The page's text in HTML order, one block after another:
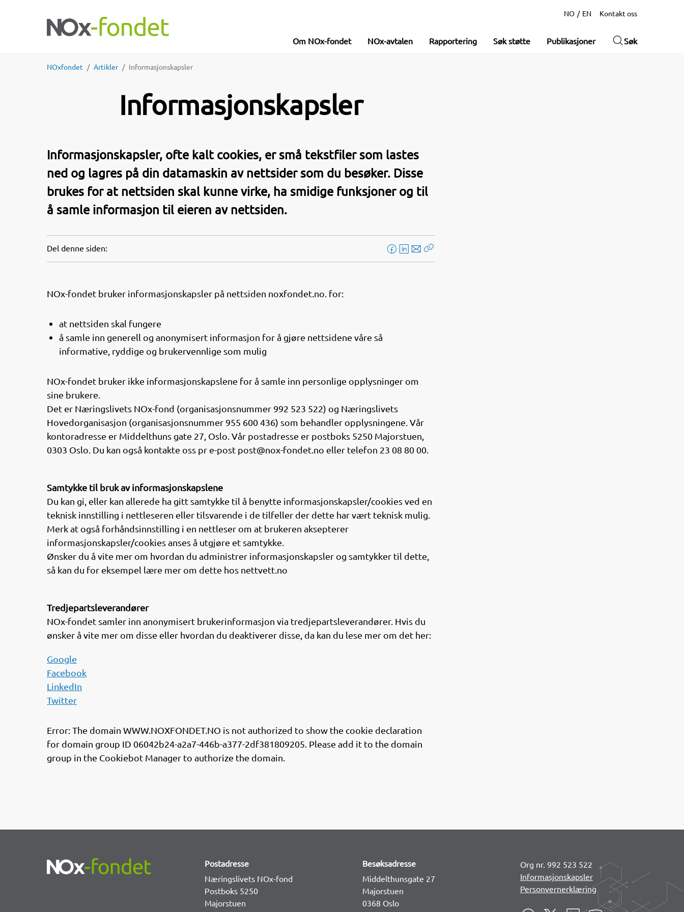
NO EN Kontakt oss
Om NOx-fondet NOx-avtalen Rapportering Søk støtte Publikasjoner Søk
NOxfondet Artikler Informasjonskapsler
Informasjonskapsler
Informasjonskapsler, ofte kalt cookies, er små tekstfiler som lastes
ned og lagres på din datamaskin av nettsider som du besøker. Disse
brukes for at nettsiden skal kunne virke, ha smidige funksjoner og til
å samle informasjon til eieren av nettsiden.
Del denne siden:
F
L
E
Kopier
NOx-fondet bruker informasjonskapsler på nettsiden noxfondet.no. for:
at nettsiden skal fungere
å samle inn generell og anonymisert informasjon for å gjøre nettsidene våre så
informative, ryddige og brukervennlige som mulig
NOx-fondet bruker ikke informasjonskapslene for å samle inn personlige opplysninger om
sine brukere.
Det er Næringslivets NOx-fond (organisasjonsnummer 992 523 522) og Næringslivets
Hovedorganisasjon (organisasjonsnummer 955 600 436) som behandler opplysningene. Vår
kontoradresse er Middelthuns gate 27, Oslo. Vår postadresse er postboks 5250 Majorstuen,
0303 Oslo. Du kan også kontakte oss pr e-post post@nox-fondet.no eller telefon 23 08 80 00.
Samtykke til bruk av informasjonskapslene
Du kan gi, eller kan allerede ha gitt samtykke til å benytte informasjonskapsler/cookies ved en
teknisk innstilling i nettleseren eller tilsvarende i de tilfeller der dette har vært teknisk mulig.
Merk at også forhåndsinnstilling i en nettleser om at brukeren aksepterer
informasjonskapsler/cookies anses å utgjøre et samtykke.
Ønsker du å vite mer om hvordan du administrer informasjonskapsler og samtykker til dette,
så kan du for eksempel lære mer om dette hos nettvett.no
Tredjepartsleverandører
NOx-fondet samler inn anonymisert brukerinformasjon via tredjepartsleverandører. Hvis du
ønsker å vite mer om disse eller hvordan du deaktiverer disse, da kan du lese mer om det her:
Google
Facebook
LinkedIn
Twitter
Error: The domain WWW.NOXFONDET.NO is not authorized to show the cookie declaration
for domain group ID 06042b24-a2a7-446b-a377-2df381809205. Please add it to the domain
group in the Cookiebot Manager to authorize the domain.
Postadresse
Næringslivets NOx-fond
Postboks 5250
Majorstuen
Besøksadresse
Middelthunsgate 27
Majorstuen
0368 Oslo
Org nr. 992 523 522
Informasjonskapsler
Personvernerklæring